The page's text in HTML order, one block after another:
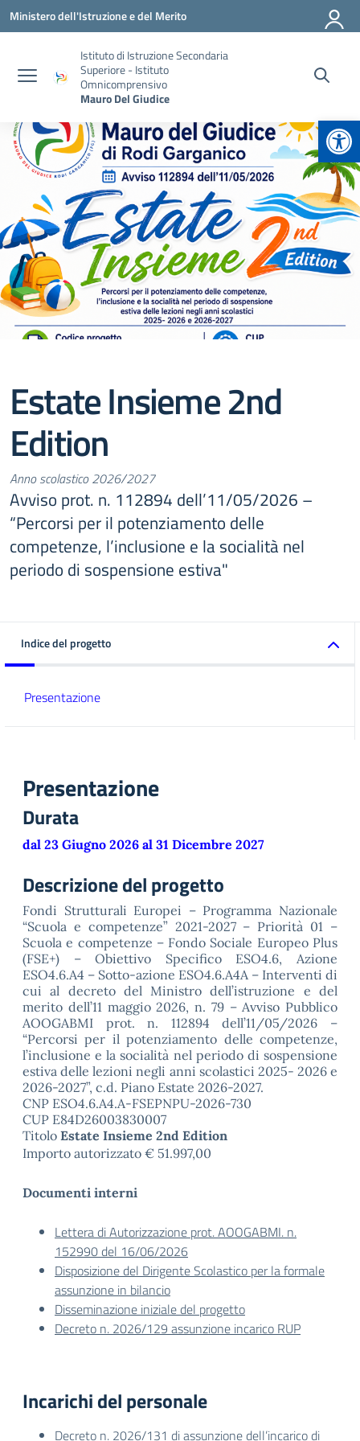
Vai ai contenuti
Vai al menu di navigazione
Vai al footer
Ministero dell'Istruzione e del Merito
Istituto di Istruzione Secondaria
Superiore - Istituto
Omnicomprensivo
Mauro Del Giudice
Estate Insieme 2nd
Edition
Anno scolastico 2026/2027
Avviso prot. n. 112894 dell’11/05/2026 –
“Percorsi per il potenziamento delle
competenze, l’inclusione e la socialità nel
periodo di sospensione estiva"
Indice del progetto
Presentazione
Presentazione
Durata
dal 23 Giugno 2026 al 31 Dicembre 2027
Descrizione del progetto
Fondi Strutturali Europei – Programma Nazionale
“Scuola e competenze” 2021-2027 – Priorità 01 –
Scuola e competenze – Fondo Sociale Europeo Plus
(FSE+) – Obiettivo Specifico ESO4.6, Azione
ESO4.6.A4 – Sotto-azione ESO4.6.A4A – Interventi di
cui al decreto del Ministro dell’istruzione e del
merito dell’11 maggio 2026, n. 79 – Avviso Pubblico
AOOGABMI prot. n. 112894 dell’11/05/2026 –
“Percorsi per il potenziamento delle competenze,
l’inclusione e la socialità nel periodo di sospensione
estiva delle lezioni negli anni scolastici 2025- 2026 e
2026-2027”, c.d. Piano Estate 2026-2027.
CNP ESO4.6.A4.A-FSEPNPU-2026-730
CUP E84D26003830007
Titolo Estate Insieme 2nd Edition
Importo autorizzato € 51.997,00
Documenti interni
Lettera di Autorizzazione prot. AOOGABMI. n.
152990 del 16/06/2026
Disposizione del Dirigente Scolastico per la formale
assunzione in bilancio
Disseminazione iniziale del progetto
Decreto n. 2026/129 assunzione incarico RUP
Incarichi del personale
Decreto n. 2026/131 di assunzione dell’incarico di